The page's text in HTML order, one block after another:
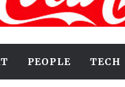
PEOPLE TECH